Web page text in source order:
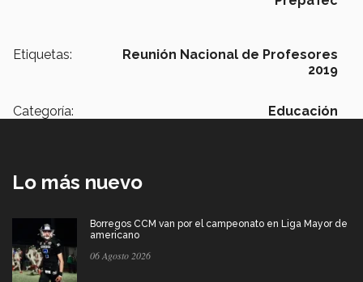
Etiquetas:
Reunión Nacional de Profesores
2019
Categoría: Educación
Lo más nuevo
Borregos CCM van por el campeonato en Liga Mayor de
americano
06 Agosto 2026